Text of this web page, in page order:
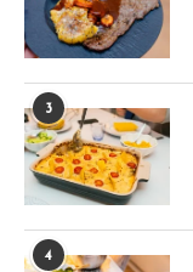
3
4